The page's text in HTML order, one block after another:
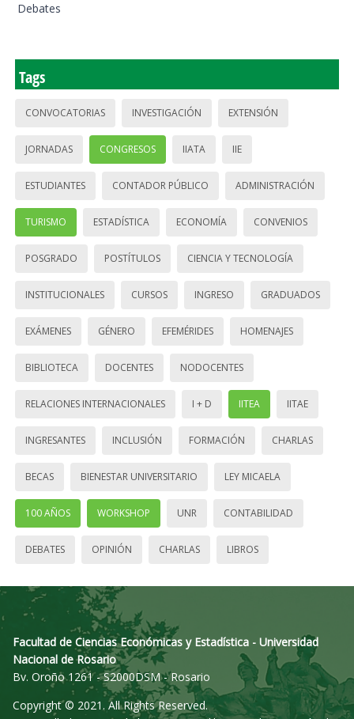
Debates
Tags
CONVOCATORIAS INVESTIGACIÓN EXTENSIÓN
JORNADAS CONGRESOS IIATA IIE
ESTUDIANTES CONTADOR PÚBLICO ADMINISTRACIÓN
TURISMO ESTADÍSTICA ECONOMÍA CONVENIOS
POSGRADO POSTÍTULOS CIENCIA Y TECNOLOGÍA
INSTITUCIONALES CURSOS INGRESO GRADUADOS
EXÁMENES GÉNERO EFEMÉRIDES HOMENAJES
BIBLIOTECA DOCENTES NODOCENTES
RELACIONES INTERNACIONALES I + D IITEA IITAE
INGRESANTES INCLUSIÓN FORMACIÓN CHARLAS
BECAS BIENESTAR UNIVERSITARIO LEY MICAELA
100 AÑOS WORKSHOP UNR CONTABILIDAD
DEBATES OPINIÓN CHARLAS LIBROS
Facultad de Ciencias Económicas y Estadística - Universidad
Nacional de Rosario
Bv. Oroño 1261 - S2000DSM - Rosario
Copyright © 2021. All Rights Reserved.